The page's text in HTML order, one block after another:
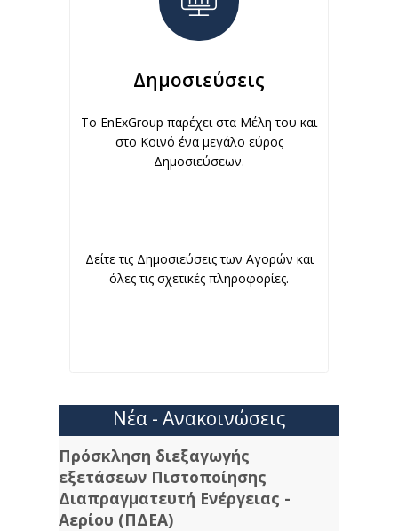
Δημοσιεύσεις
To EnExGroup παρέχει στα Μέλη του και
στο Κοινό ένα μεγάλο εύρος
Δημοσιεύσεων.
Δείτε τις Δημοσιεύσεις των Αγορών και
όλες τις σχετικές πληροφορίες.
Νέα - Ανακοινώσεις
Πρόσκληση διεξαγωγής
εξετάσεων Πιστοποίησης
Διαπραγματευτή Ενέργειας -
Αερίου (ΠΔΕΑ)